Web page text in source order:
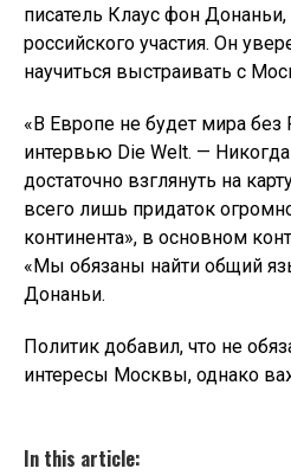
писатель Клаус фон
российского участия. Он
научиться выстраивать с
«В Европе не будет мира без
интервью Die Welt. —
достаточно взглянуть на
всего лишь придаток
континента», в основном
«Мы обязаны найти общий
Донаньи.
Политик добавил, что не
интересы Москвы, однако
In this article: